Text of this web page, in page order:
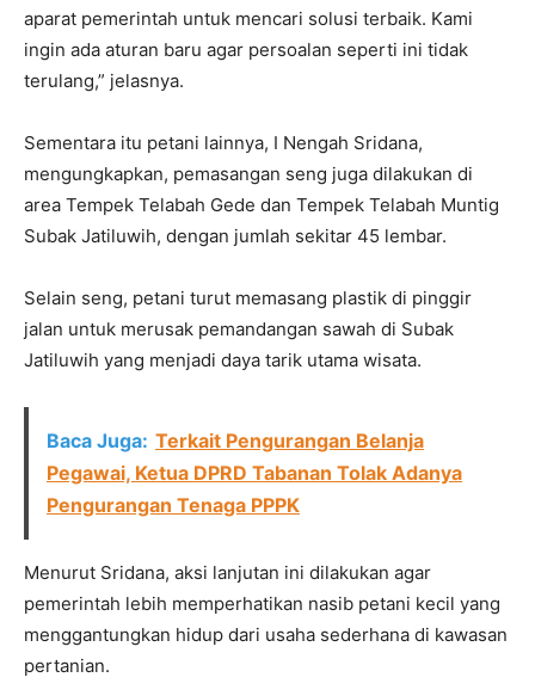
aparat pemerintah untuk mencari solusi terbaik. Kami
ingin ada aturan baru agar persoalan seperti ini tidak
terulang,” jelasnya.
Sementara itu petani lainnya, I Nengah Sridana,
mengungkapkan, pemasangan seng juga dilakukan di
area Tempek Telabah Gede dan Tempek Telabah Muntig
Subak Jatiluwih, dengan jumlah sekitar 45 lembar.
Selain seng, petani turut memasang plastik di pinggir
jalan untuk merusak pemandangan sawah di Subak
Jatiluwih yang menjadi daya tarik utama wisata.
Baca Juga: Terkait Pengurangan Belanja
Pegawai, Ketua DPRD Tabanan Tolak Adanya
Pengurangan Tenaga PPPK
Menurut Sridana, aksi lanjutan ini dilakukan agar
pemerintah lebih memperhatikan nasib petani kecil yang
menggantungkan hidup dari usaha sederhana di kawasan
pertanian.